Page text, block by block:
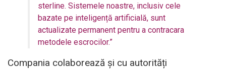
sterline. Sistemele noastre, inclusiv cele
bazate pe inteligență artificială, sunt
actualizate permanent pentru a contracara
metodele escrocilor.”
Compania colaborează și cu autorități